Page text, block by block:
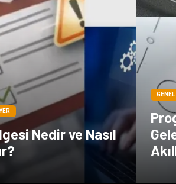
Nedir ve Nasıl
GENEL